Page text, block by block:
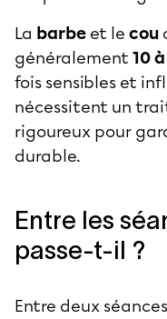
La barbe et le cou
généralement 10
fois sensibles et
nécessitent un
rigoureux pour
durable.
Entre les
passe-t-il ?
Entre deux